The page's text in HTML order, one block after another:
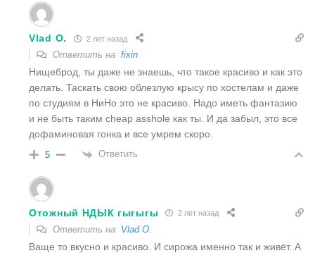
Vlad O. 2 лет назад
Ответить на fixin
Нищеброд, ты даже не знаешь, что такое красиво и как это
делать. Таскать свою облезлую крысу по хостелам и даже
по студиям в НиНо это не красиво. Надо иметь фантазию
и не быть таким cheap asshole как ты. И да забыл, это все
дофаминовая гонка и все умрем скоро.
5 Ответить
Отожный НДЫК гыгыгы 2 лет назад
Ответить на Vlad O.
Ваще то вкусно и красиво. И сирожа именно так и живёт. А